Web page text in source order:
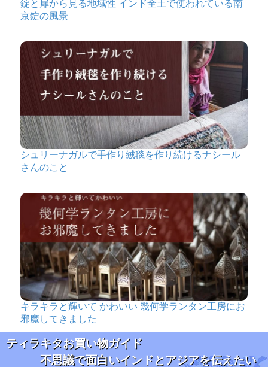
錠と扉から見る地域性 インド全土で使われている南
京錠の風景
シュリーナガルで手作り絨毯を作り続けるナシール
さんのこと
キラキラと輝いて かわいい 幾何学ランタン工房にお
邪魔してきました
ティラキタお買い物ガイド
不思議で面白いインドとアジアを伝えたい